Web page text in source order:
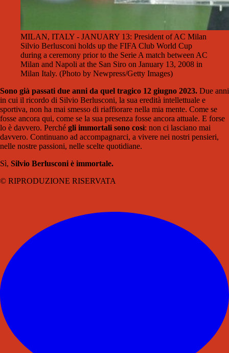
MILAN, ITALY - JANUARY 13: President of AC Milan
Silvio Berlusconi holds up the FIFA Club World Cup
during a ceremony prior to the Serie A match between AC
Milan and Napoli at the San Siro on January 13, 2008 in
Milan Italy. (Photo by Newpress/Getty Images)
Sono già passati due anni da quel tragico 12 giugno 2023. Due anni
in cui il ricordo di Silvio Berlusconi, la sua eredità intellettuale e
sportiva, non ha mai smesso di riaffiorare nella mia mente. Come se
fosse ancora qui, come se la sua presenza fosse ancora attuale. E forse
lo è davvero. Perché gli immortali sono così: non ci lasciano mai
davvero. Continuano ad accompagnarci, a vivere nei nostri pensieri,
nelle nostre passioni, nelle scelte quotidiane.
Sì, Silvio Berlusconi è immortale.
© RIPRODUZIONE RISERVATA